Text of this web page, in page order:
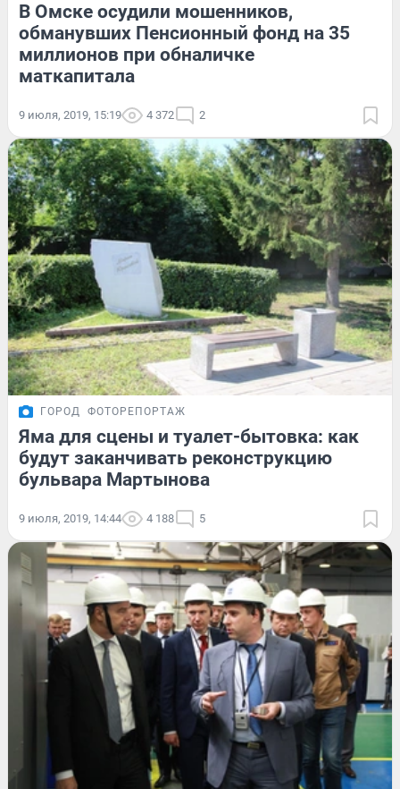
В Омске осудили мошенников,
обманувших Пенсионный фонд на 35
миллионов при обналичке
маткапитала
9 июля, 2019, 15:19 4 372 2
ГОРОД ФОТОРЕПОРТАЖ
Яма для сцены и туалет-бытовка: как
будут заканчивать реконструкцию
бульвара Мартынова
9 июля, 2019, 14:44 4 188 5